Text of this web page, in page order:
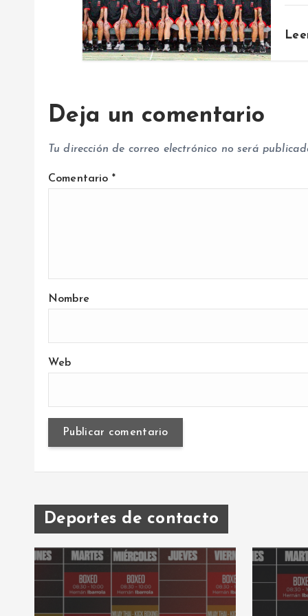
a
d
a
Deja un comentario
Tu dirección de correo electrónico no será
Comentario *
Nombre
Web
Deportes de contacto